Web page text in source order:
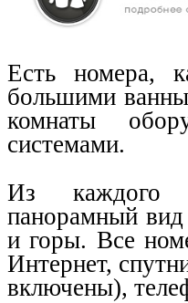
Есть номера,
большими
комнаты
системами.
Из каждого
панорамный
и горы. Все
Интернет,
включены),